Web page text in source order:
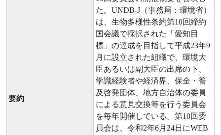
要約
た。UNDB-J（事務局：環境省）
は、生物多様性条約第10回締約
国会議で採択された「愛知目
標」の達成を目指して平成23年9
月に設立された組織で、環境大
臣あるいは副大臣の出席の下、
学識経験者や経済界、保全・普
及啓発団体、地方自治体の委員
による意見交換等を行う委員会
を毎年開催している。第10回委
員会は、令和2年6月24日にWEB